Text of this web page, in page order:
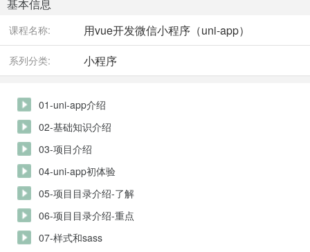
基本信息
课程名称: 用vue开发微信小程序（uni-app）
系列分类: 小程序
01-uni-app介绍
02-基础知识介绍
03-项目介绍
04-uni-app初体验
05-项目目录介绍-了解
06-项目目录介绍-重点
07-样式和sass